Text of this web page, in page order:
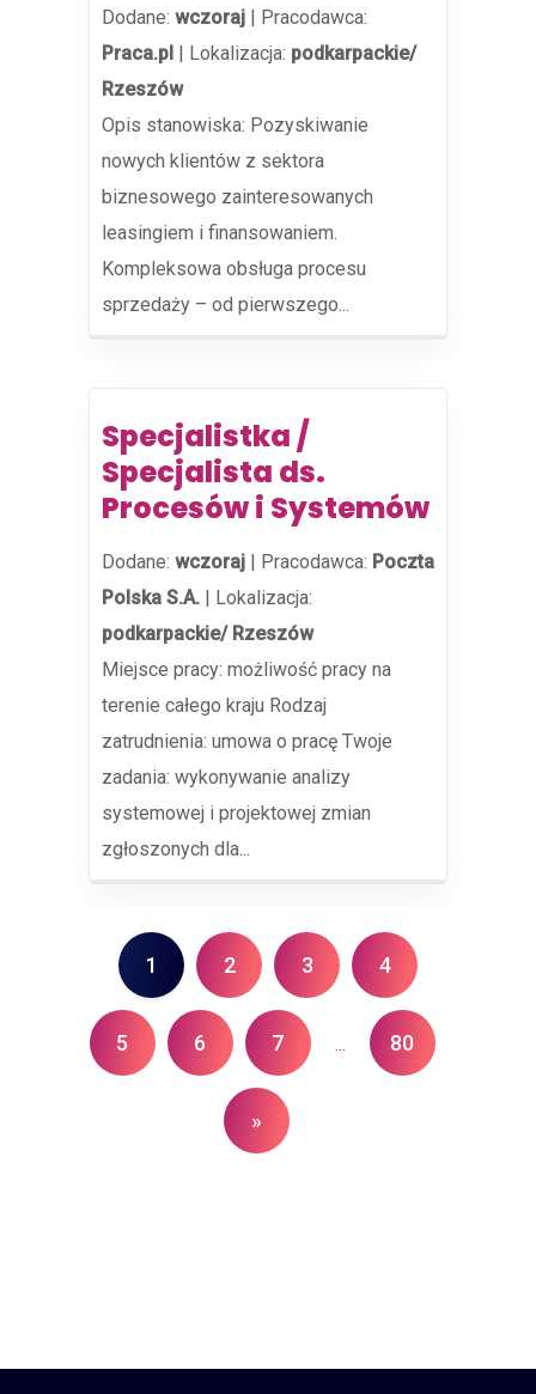
Dodane: wczoraj | Pracodawca:
Praca.pl | Lokalizacja: podkarpackie/
Rzeszów
Opis stanowiska: Pozyskiwanie
nowych klientów z sektora
biznesowego zainteresowanych
leasingiem i finansowaniem.
Kompleksowa obsługa procesu
sprzedaży – od pierwszego...
Specjalistka /
Specjalista ds.
Procesów i Systemów
Dodane: wczoraj | Pracodawca: Poczta
Polska S.A. | Lokalizacja:
podkarpackie/ Rzeszów
Miejsce pracy: możliwość pracy na
terenie całego kraju Rodzaj
zatrudnienia: umowa o pracę Twoje
zadania: wykonywanie analizy
systemowej i projektowej zmian
zgłoszonych dla...
1 2 3 4
5 6 7 ... 80
»